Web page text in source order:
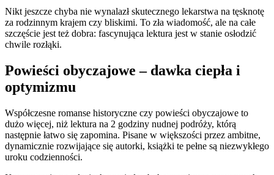
Nikt jeszcze chyba nie wynalazł skutecznego lekarstwa na tęsknotę
za rodzinnym krajem czy bliskimi. To zła wiadomość, ale na całe
szczęście jest też dobra: fascynująca lektura jest w stanie osłodzić
chwile rozłąki.
Powieści obyczajowe – dawka ciepła i
optymizmu
Współczesne romanse historyczne czy powieści obyczajowe to
dużo więcej, niż lektura na 2 godziny nudnej podróży, którą
następnie łatwo się zapomina. Pisane w większości przez ambitne,
dynamicznie rozwijające się autorki, książki te pełne są niezwykłego
uroku codzienności.